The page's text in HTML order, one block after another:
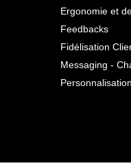
Ergonomie et
Feedbacks
Fidélisation
Messaging -
Personnalisation